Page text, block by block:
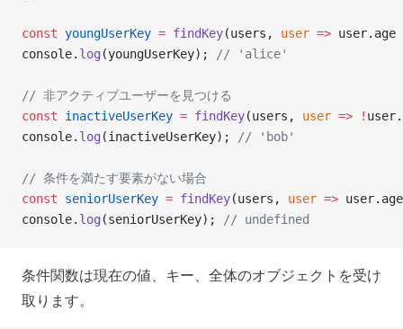
const youngUserKey = findKey(users, user => user.age
console. log (youngUserKey); // 'alice'
// 非アクティブユーザーを見つける
const inactiveUserKey = findKey(users, user => !
console. log (inactiveUserKey); // 'bob'
// 条件を満たす要素がない場合
const seniorUserKey = findKey(users, user =>
console. log (seniorUserKey); // undefined
条件関数は現在の値、キー、全体のオブジェクトを受け
取ります。